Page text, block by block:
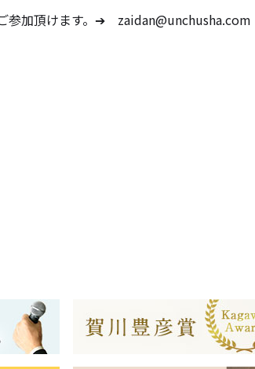
参加頂けます。➔ zaidan@unchusha.com